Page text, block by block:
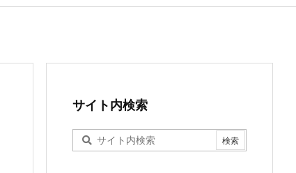
サイト内検索